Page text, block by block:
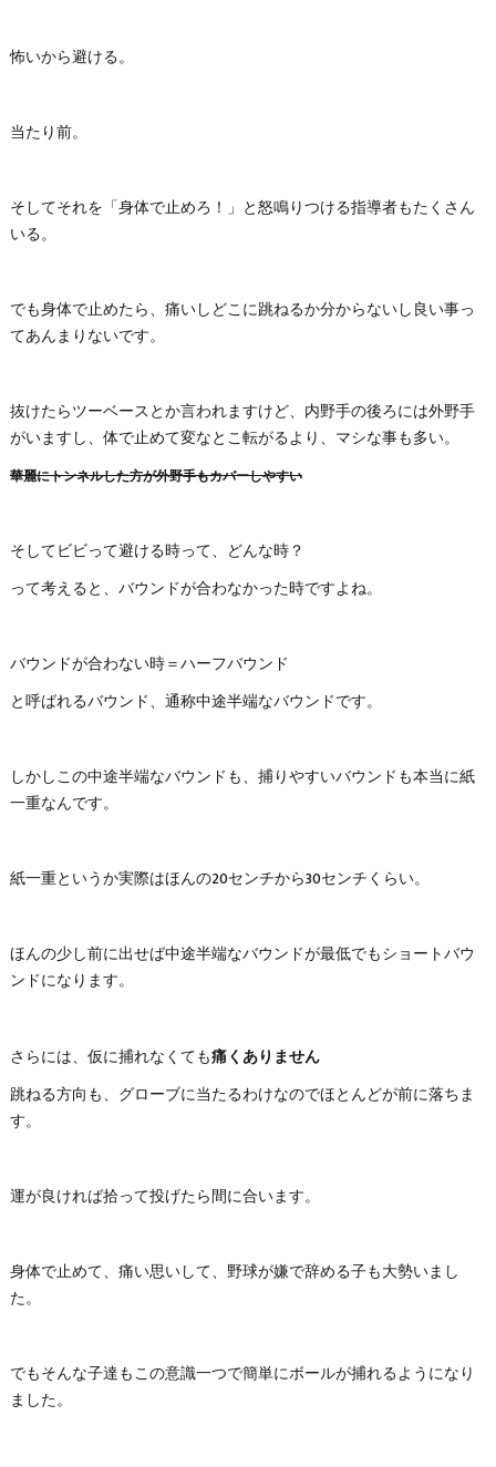
怖いから避ける。
当たり前。
そしてそれを「身体で止めろ！」と怒鳴りつける指導者もたくさん
いる。
でも身体で止めたら、痛いしどこに跳ねるか分からないし良い事っ
てあんまりないです。
抜けたらツーベースとか言われますけど、内野手の後ろには外野手
がいますし、体で止めて変なとこ転がるより、マシな事も多い。
華麗にトンネルした方が外野手もカバーしやすい
そしてビビって避ける時って、どんな時？
って考えると、バウンドが合わなかった時ですよね。
バウンドが合わない時＝ハーフバウンド
と呼ばれるバウンド、通称中途半端なバウンドです。
しかしこの中途半端なバウンドも、捕りやすいバウンドも本当に紙
一重なんです。
紙一重というか実際はほんの20センチから30センチくらい。
ほんの少し前に出せば中途半端なバウンドが最低でもショートバウ
ンドになります。
さらには、仮に捕れなくても痛くありません
跳ねる方向も、グローブに当たるわけなのでほとんどが前に落ちま
す。
運が良ければ拾って投げたら間に合います。
身体で止めて、痛い思いして、野球が嫌で辞める子も大勢いまし
た。
でもそんな子達もこの意識一つで簡単にボールが捕れるようになり
ました。